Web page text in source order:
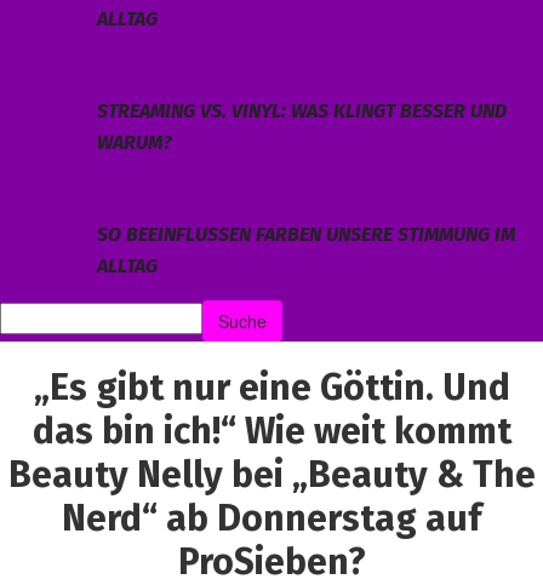
ALLTAG
STREAMING VS. VINYL: WAS KLINGT BESSER UND
WARUM?
SO BEEINFLUSSEN FARBEN UNSERE STIMMUNG IM
ALLTAG
„Es gibt nur eine Göttin. Und
das bin ich!“ Wie weit kommt
Beauty Nelly bei „Beauty & The
Nerd“ ab Donnerstag auf
ProSieben?